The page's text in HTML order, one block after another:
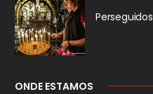
Perseguidos
ONDE ESTAMOS